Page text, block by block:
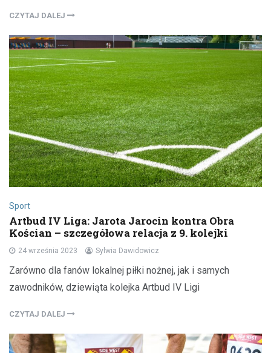
CZYTAJ DALEJ
Sport
Artbud IV Liga: Jarota Jarocin kontra Obra
Kościan – szczegółowa relacja z 9. kolejki
24 września 2023 Sylwia Dawidowicz
Zarówno dla fanów lokalnej piłki nożnej, jak i samych
zawodników, dziewiąta kolejka Artbud IV Ligi
CZYTAJ DALEJ